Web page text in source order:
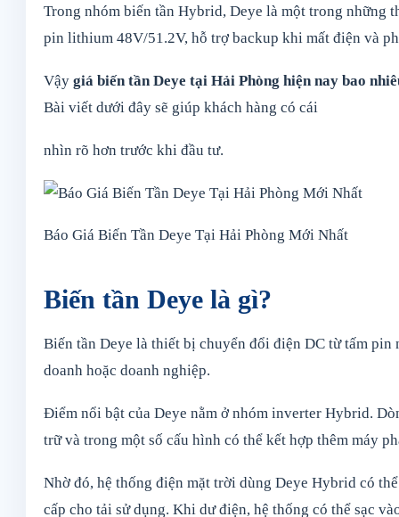
Trong nhóm biến tần Hybrid, Deye là một trong những
pin lithium 48V/51.2V, hỗ trợ backup khi mất điện và
Vậy giá biến tần Deye tại Hải Phòng hiện nay bao
Bài viết dưới đây sẽ giúp khách hàng có cái
nhìn rõ hơn trước khi đầu tư.
Báo Giá Biến Tần Deye Tại Hải Phòng Mới Nhất
Biến tần Deye là gì?
Biến tần Deye là thiết bị chuyển đổi điện DC từ tấm
doanh hoặc doanh nghiệp.
Điểm nổi bật của Deye nằm ở nhóm inverter Hybrid.
trữ và trong một số cấu hình có thể kết hợp thêm máy
Nhờ đó, hệ thống điện mặt trời dùng Deye Hybrid có
cấp cho tải sử dụng. Khi dư điện, hệ thống có thể sạc